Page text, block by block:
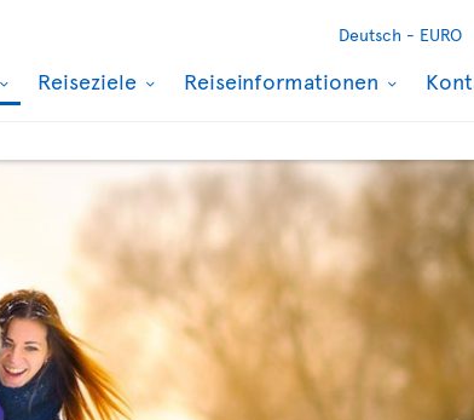
Deutsch - EURO
Reiseziele Reiseinformationen